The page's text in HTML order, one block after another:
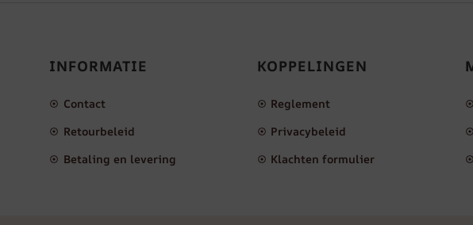
INFORMATIE
Contact
Retourbeleid
Betaling en levering
KOPPELINGEN
Reglement
Privacybeleid
Klachten formulier